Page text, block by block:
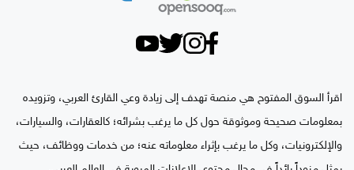
اقرأ السوق المفتوح هي منصة تهدف إلى زيادة وعي القارئ العربي، وتزويده
بمعلومات صحيحة وموثوقة حول كل ما يرغب بشرائه؛ كالعقارات، والسيارات،
والإلكترونيات، وكل ما يرغب بإثراء معلوماته عنه؛ من خدمات ووظائف، حيث